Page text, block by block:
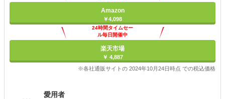
Amazon
￥4,098
24時間タイムセー
ル毎日開催中
楽天市場
￥ 4,887
※各社通販サイトの 2024年10月24日時点 での税込価格
愛用者